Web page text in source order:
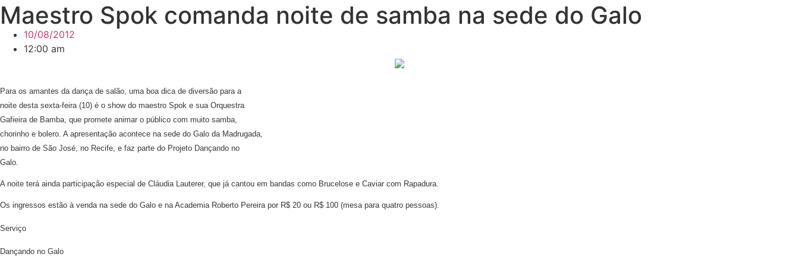
Maestro Spok comanda noite de samba na sede do Galo
10/08/2012
12:00 am
Para os amantes da dança de salão, uma boa dica de diversão para a
noite desta sexta-feira (10) é o show do maestro Spok e sua Orquestra
Gafieira de Bamba, que promete animar o público com muito samba,
chorinho e bolero. A apresentação acontece na sede do Galo da Madrugada,
no bairro de São José, no Recife, e faz parte do Projeto Dançando no
Galo.
A noite terá ainda participação especial de Cláudia Lauterer, que já cantou em bandas como Brucelose e Caviar com Rapadura.
Os ingressos estão à venda na sede do Galo e na Academia Roberto Pereira por R$ 20 ou R$ 100 (mesa para quatro pessoas).
Serviço
Dançando no Galo